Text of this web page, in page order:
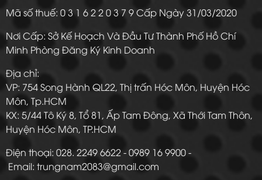
Mã số thuế: 0 3 1 6 2 2 0 3 7 9 Cấp Ngày 31/03/2020
Nơi Cấp: Sở Kế Hoạch Và Đầu Tư Thành Phố Hồ Chí
Minh Phòng Đăng Ký Kinh Doanh
Địa chỉ:
VP: 754 Song Hành QL22, Thị trấn Hóc Môn, Huyện Hóc
Môn, Tp.HCM
KX: 5/44 Tô Ký 8, Tổ 81, Ấp Tam Đông, Xã Thới Tam Thôn,
Huyện Hóc Môn, TP.HCM
Điện thoại: 028. 2249 6622 - 0989 16 9900 -
Email: trungnam2083@gmail.com